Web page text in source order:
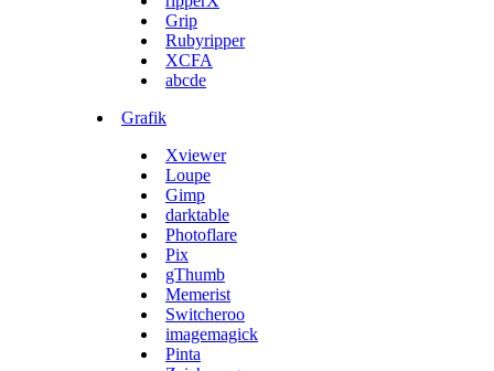
Grip
Rubyripper
XCFA
abcde
Grafik
Xviewer
Loupe
Gimp
darktable
Photoflare
Pix
gThumb
Memerist
Switcheroo
imagemagick
Pinta